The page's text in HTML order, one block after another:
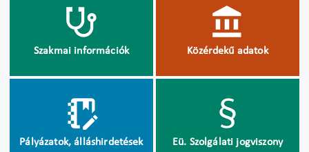
Szakmai információk Közérdekű adatok
Pályázatok, álláshirdetések Eü. Szolgálati jogviszony